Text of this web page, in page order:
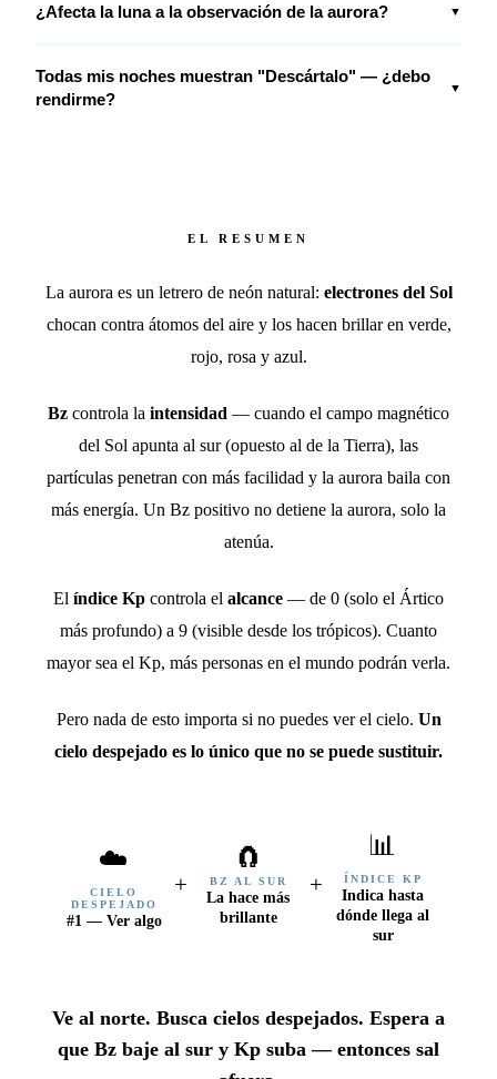
¿Afecta la luna a la observación de la aurora? ▼
Todas mis noches muestran "Descártalo" — ¿debo
rendirme?
▼
EL RESUMEN
La aurora es un letrero de neón natural: electrones del Sol
chocan contra átomos del aire y los hacen brillar en verde,
rojo, rosa y azul.
Bz controla la intensidad — cuando el campo magnético
del Sol apunta al sur (opuesto al de la Tierra), las
partículas penetran con más facilidad y la aurora baila con
más energía. Un Bz positivo no detiene la aurora, solo la
atenúa.
El índice Kp controla el alcance — de 0 (solo el Ártico
más profundo) a 9 (visible desde los trópicos). Cuanto
mayor sea el Kp, más personas en el mundo podrán verla.
Pero nada de esto importa si no puedes ver el cielo. Un
cielo despejado es lo único que no se puede sustituir.
☁️
CIELO
DESPEJADO
#1 — Ver algo
+
🧲
BZ AL SUR
La hace más
brillante
+
📊
ÍNDICE KP
Indica hasta
dónde llega al
sur
Ve al norte. Busca cielos despejados. Espera a
que Bz baje al sur y Kp suba — entonces sal